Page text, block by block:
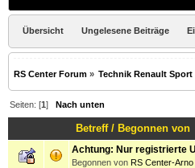
Übersicht Ungelesene Beiträge
RS Center Forum » Technik Renault Sport
Seiten: [1] Nach unten
Betreff/ Begonnen von
Achtung: Nur registrierte
Begonnen von RS Center-Arno